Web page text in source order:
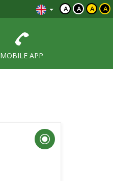
A A A A
MOBILE APP